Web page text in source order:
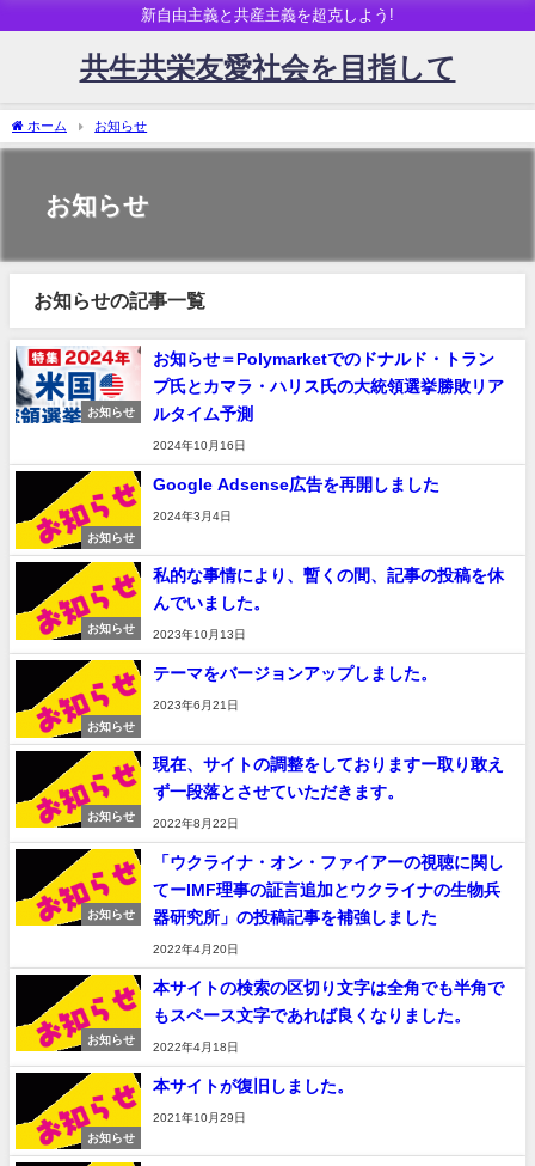
新自由主義と共産主義を超克しよう!
共生共栄友愛社会を目指して
ホーム お知らせ
お知らせ
お知らせの記事一覧
お知らせ
お知らせ＝Polymarketでのドナルド・トラン
プ氏とカマラ・ハリス氏の大統領選挙勝敗リア
ルタイム予測
2024年10月16日
お知らせ
Google Adsense広告を再開しました
2024年3月4日
お知らせ
私的な事情により、暫くの間、記事の投稿を休
んでいました。
2023年10月13日
お知らせ
テーマをバージョンアップしました。
2023年6月21日
お知らせ
現在、サイトの調整をしておりますー取り敢え
ず一段落とさせていただきます。
2022年8月22日
お知らせ
「ウクライナ・オン・ファイアーの視聴に関し
てーIMF理事の証言追加とウクライナの生物兵
器研究所」の投稿記事を補強しました
2022年4月20日
お知らせ
本サイトの検索の区切り文字は全角でも半角で
もスペース文字であれば良くなりました。
2022年4月18日
お知らせ
本サイトが復旧しました。
2021年10月29日